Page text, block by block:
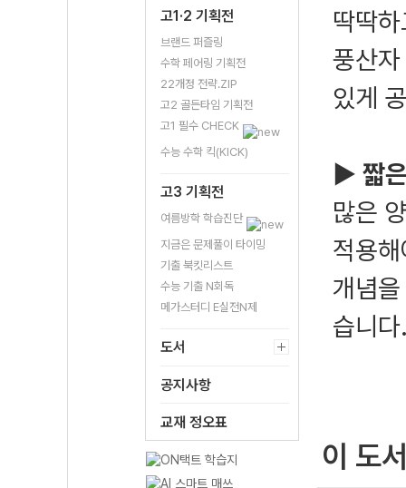
고1·2 기획전
브랜드 퍼즐링
수학 페어링 기획전
22개정 전략.ZIP
고2 골든타임 기획전
고1 필수 CHECK
수능 수학 킥(KICK)
고3 기획전
여름방학 학습진단
지금은 문제풀이 타이밍
기출 북킷리스트
수능 기출 N회독
메가스터디 E실전N제
도서
공지사항
교재 정오표
딱딱
풍산
있게
▶ 짧
많은
적용
개념
습니
이 도